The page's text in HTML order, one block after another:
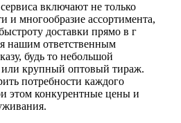
включают не только
и многообразие ассортимента,
доставки прямо в г
нашим ответственным
будь то небольшой
или крупный оптовый тираж.
потребности каждого
этом конкурентные цены и